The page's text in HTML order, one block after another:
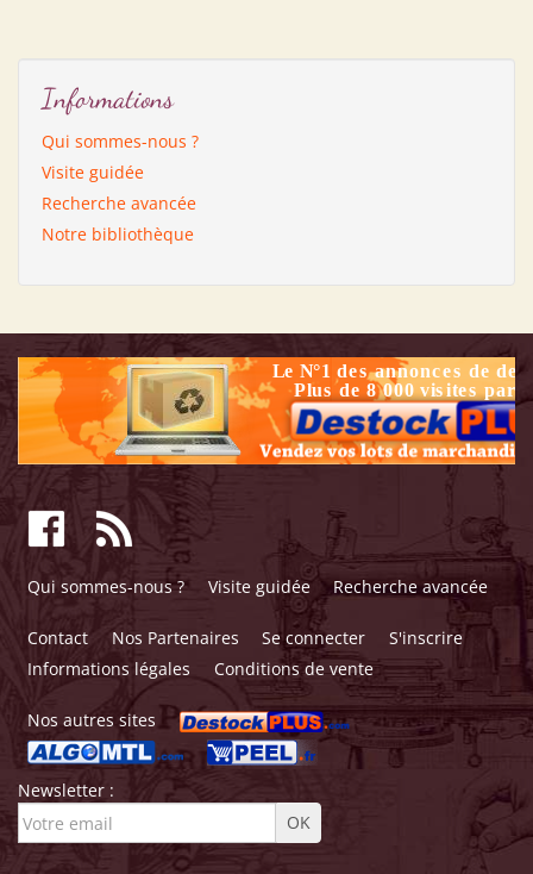
Informations
Qui sommes-nous ?
Visite guidée
Recherche avancée
Notre bibliothèque
Qui sommes-nous ? Visite guidée Recherche avancée
Contact Nos Partenaires Se connecter
S'inscrire
Informations légales
Conditions de vente
Nos autres sites
Newsletter :